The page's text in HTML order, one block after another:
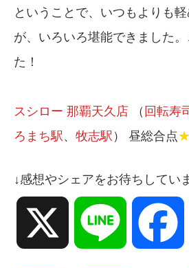
ということで、いつもよりも
が、いろいろ堪能できました
た！
スシロー 那覇天久店 （ 回転寿
ろまち駅 、 牧志駅 ） 昼総合点
↓感想やシェアをお待ちしてい
Line